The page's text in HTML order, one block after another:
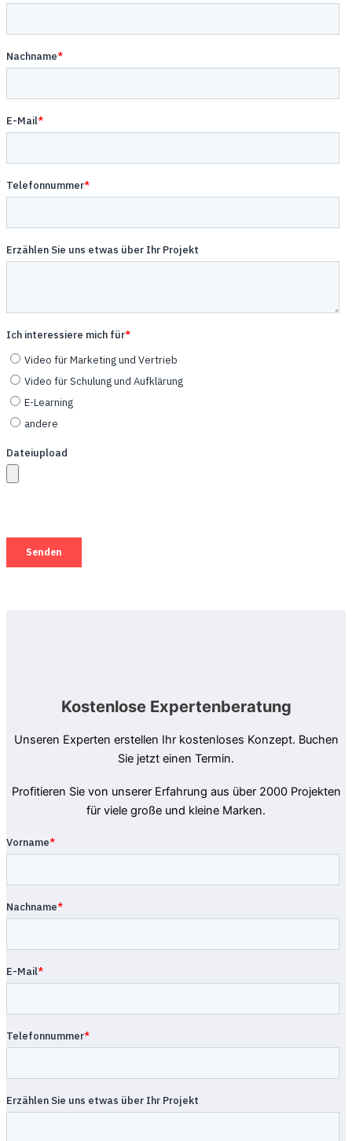
Kostenlose Expertenberatung
Unseren Experten erstellen Ihr kostenloses Konzept. Buchen
Sie jetzt einen Termin.
Profitieren Sie von unserer Erfahrung aus über 2000 Projekten
für viele große und kleine Marken.